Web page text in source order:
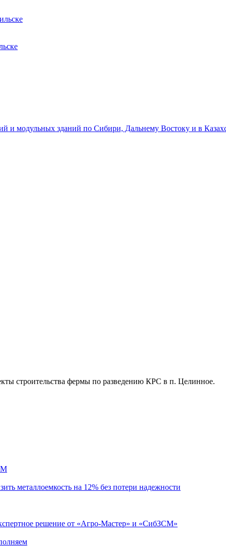
и модульных зданий по Сибири, Дальнему Востоку и в
строительства фермы по разведению КРС в п. Целинное.
металлоемкость на 12% без потери надежности
решение от «Агро-Мастер» и «СибЗСМ»